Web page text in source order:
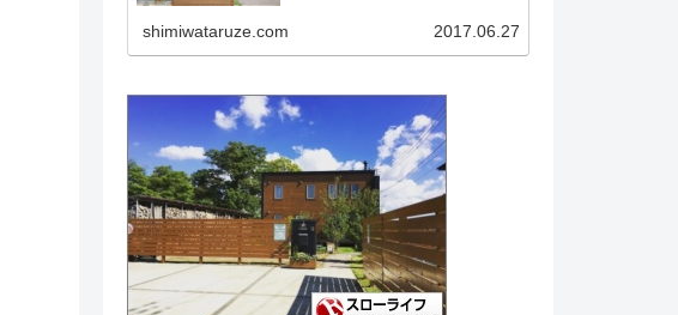
たようです。 そこで今後の方のた
めに我家の門柱について詳細を記
載しておこうかと思います。 作り
shimiwataruze.com 2017.06.27